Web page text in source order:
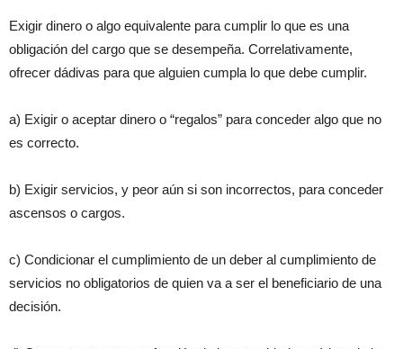
Exigir dinero o algo equivalente para cumplir lo que es una
obligación del cargo que se desempeña. Correlativamente,
ofrecer dádivas para que alguien cumpla lo que debe cumplir.
a) Exigir o aceptar dinero o “regalos” para conceder algo que no
es correcto.
b) Exigir servicios, y peor aún si son incorrectos, para conceder
ascensos o cargos.
c) Condicionar el cumplimiento de un deber al cumplimiento de
servicios no obligatorios de quien va a ser el beneficiario de una
decisión.